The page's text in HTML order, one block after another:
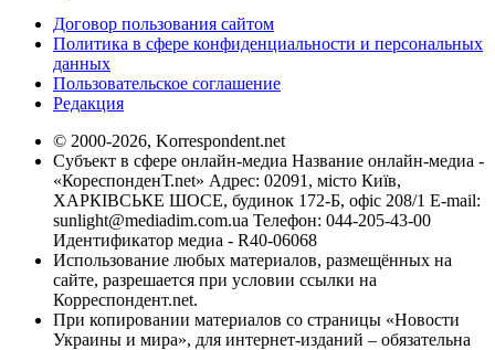
Договор пользования сайтом
Политика в сфере конфиденциальности и персональных
данных
Пользовательское соглашение
Редакция
© 2000-2026, Korrespondent.net
Субъект в сфере онлайн-медиа Название онлайн-медиа -
«КореспонденТ.net» Адрес: 02091, місто Київ,
ХАРКІВСЬКЕ ШОСЕ, будинок 172-Б, офіс 208/1 E-mail:
sunlight@mediadim.com.ua Телефон: 044-205-43-00
Идентификатор медиа - R40-06068
Использование любых материалов, размещённых на
сайте, разрешается при условии ссылки на
Корреспондент.net.
При копировании материалов со страницы «Новости
Украины и мира», для интернет-изданий – обязательна